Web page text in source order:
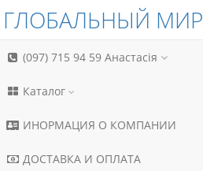
ГЛОБАЛЬНЫЙ МИР
(097) 715 94 59 Анастасія
Каталог
ИНОРМАЦИЯ О КОМПАНИИ
ДОСТАВКА И ОПЛАТА